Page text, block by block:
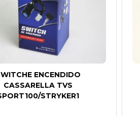
ENCENDIDO
CASSARELLA TVS
STRYKER1